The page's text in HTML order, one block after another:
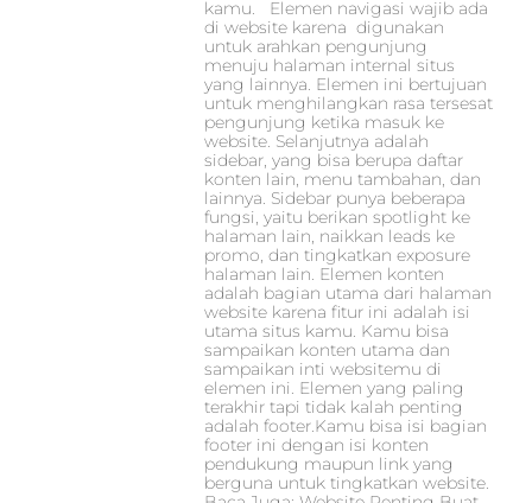
kamu. Elemen navigasi wajib ada
di website karena digunakan
untuk arahkan pengunjung
menuju halaman internal situs
yang lainnya. Elemen ini bertujuan
untuk menghilangkan rasa tersesat
pengunjung ketika masuk ke
website. Selanjutnya adalah
sidebar, yang bisa berupa daftar
konten lain, menu tambahan, dan
lainnya. Sidebar punya beberapa
fungsi, yaitu berikan spotlight ke
halaman lain, naikkan leads ke
promo, dan tingkatkan exposure
halaman lain. Elemen konten
adalah bagian utama dari halaman
website karena fitur ini adalah isi
utama situs kamu. Kamu bisa
sampaikan konten utama dan
sampaikan inti websitemu di
elemen ini. Elemen yang paling
terakhir tapi tidak kalah penting
adalah footer.Kamu bisa isi bagian
footer ini dengan isi konten
pendukung maupun link yang
berguna untuk tingkatkan website.